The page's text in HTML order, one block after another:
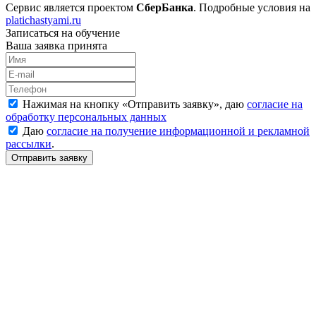
Сервис является проектом СберБанка. Подробные условия на
platichastyami.ru
Записаться на обучение
Ваша заявка принята
Нажимая на кнопку «Отправить заявку», даю согласие на
обработку персональных данных
Даю согласие на получение информационной и рекламной
рассылки.